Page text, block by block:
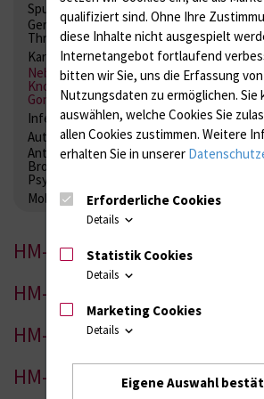
Spurenelemente
Säuren-Basen-Status
Gerinnung / Gerinnungsaktivierung /
Thrombozytenfunktion / Antikoagulation
Kardiale Marker
Tumormarker
Nebenniere / Niere; Nebenschilddrüse (
Knochen; Hypophyse / Wachstum;
Gonaden / Zyklus / Sterilität
Infektionsserologie
Allergiediagnostik
Autoimmundiagnostik
Antibiotika, Zystostatika,
Bronchospasmolytika, Antiepileptika,
Psychpharmaka
Molekulare Diagnostik
HM-1
HM-2
HM-3
HM-4
qualifiziert sind. Ohne Ihre
diese Inhalte nicht ausgespielt
Internetangebot fortlaufend
bitten wir Sie, uns die Erfassung
Nutzungsdaten zu ermöglichen. Sie
auswählen, welche Cookies Sie
allen Cookies zustimmen. Weitere
erhalten Sie in unserer
Erforderliche Cookies
Details
Statistik Cookies
Details
Marketing Cookies
Details
Eigene Auswahl